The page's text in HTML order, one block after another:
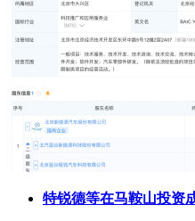
特锐德等在马鞍山投资